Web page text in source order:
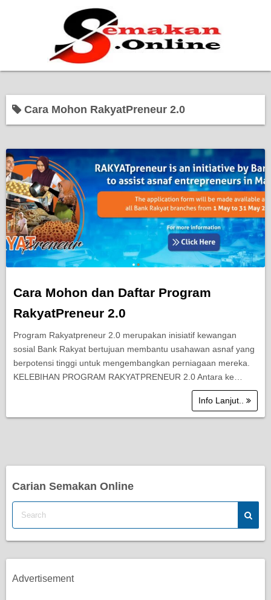
Bantuan Kerajaan
Pendidikan
Kerja Kosong Terkini
Cara Mohon RakyatPreneur 2.0
Cara Mohon dan Daftar Program
RakyatPreneur 2.0
Program Rakyatpreneur 2.0 merupakan inisiatif kewangan
sosial Bank Rakyat bertujuan membantu usahawan asnaf yang
berpotensi tinggi untuk mengembangkan perniagaan mereka.
KELEBIHAN PROGRAM RAKYATPRENEUR 2.0 Antara ke…
Info Lanjut..
Carian Semakan Online
Advertisement